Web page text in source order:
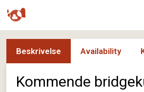
Beskrivelse Availability
Kommende